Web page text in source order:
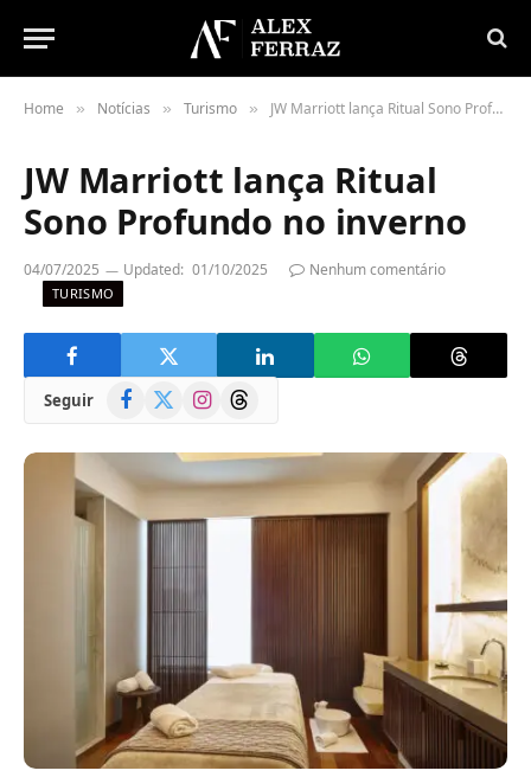
Home » Notícias » Turismo » JW Marriott lança Ritual Sono Profundo no inverno
JW Marriott lança Ritual
Sono Profundo no inverno
04/07/2025 Updated: 01/10/2025 Nenhum comentário
TURISMO
Seguir Facebook
(Twitter)
InstagramThreads